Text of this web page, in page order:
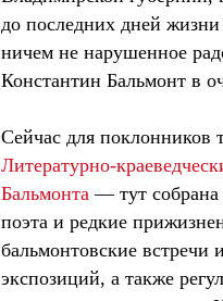
до последних дней жизни
ничем не нарушенное
Константин Бальмонт в
Сейчас для поклонников
Литературно-
Бальмонта — тут
поэта и редкие
бальмонтовские встречи
экспозиций, а также